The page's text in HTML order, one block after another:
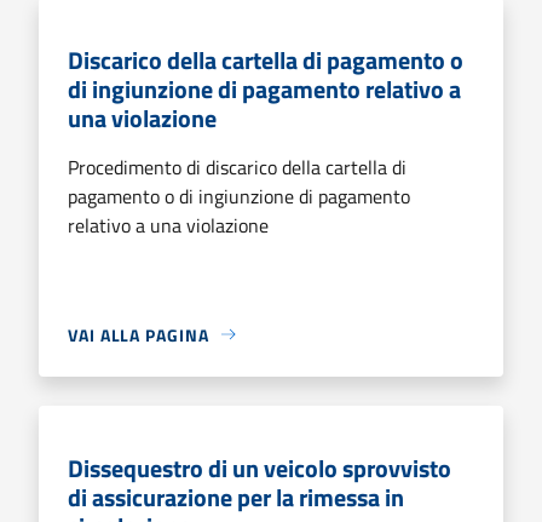
Discarico della cartella di pagamento o
di ingiunzione di pagamento relativo a
una violazione
Procedimento di discarico della cartella di
pagamento o di ingiunzione di pagamento
relativo a una violazione
VAI ALLA PAGINA
Dissequestro di un veicolo sprovvisto
di assicurazione per la rimessa in